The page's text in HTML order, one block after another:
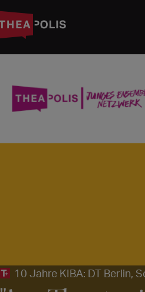
10 Jahre KIBA: DT Berlin,